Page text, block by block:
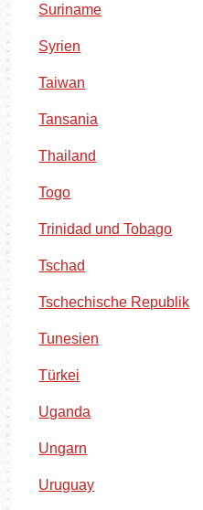
Suriname
Syrien
Taiwan
Tansania
Thailand
Togo
Trinidad und Tobago
Tschad
Tschechische Republik
Tunesien
Türkei
Uganda
Ungarn
Uruguay